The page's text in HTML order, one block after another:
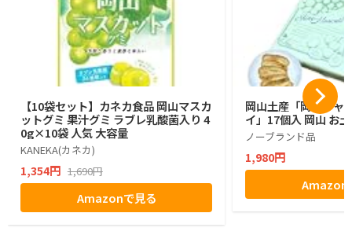
【10袋セット】カネカ食品 岡山マスカ
ットグミ 果汁グミ ラブレ乳酸菌入り 4
0g×10袋 人気 大容量
KANEKA(カネカ)
1,354円 1,690円
Amazonで見る
岡山土産「岡山シャ
イ」17個入 岡山 お
ノーブランド品
1,980円
Amazon